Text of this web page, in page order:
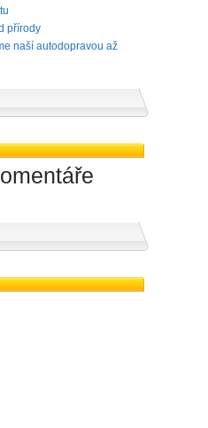
přírody
naší autodopravou až